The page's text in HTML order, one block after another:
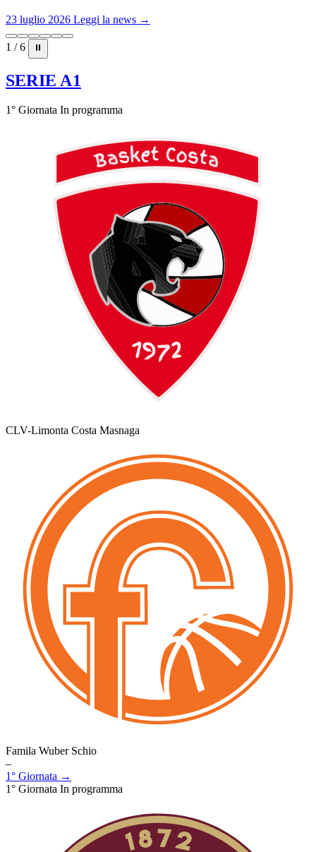
23 luglio 2026 Leggi la news →
1 / 6 ⏸
SERIE A1
1° Giornata In programma
CLV-Limonta Costa Masnaga
Famila Wuber Schio
–
1° Giornata →
1° Giornata In programma